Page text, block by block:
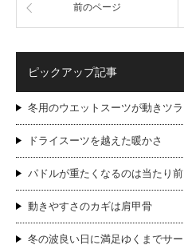
前のページ
ピックアップ記事
冬用のウエットスーツが動きツ
ドライスーツを越えた暖かさ
パドルが重たくなるのは当たり前
動きやすさのカギは肩甲骨
冬の波良い日に満足ゆくまでサ